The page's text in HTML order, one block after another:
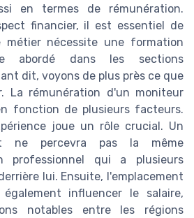
en termes de rémunération.
financier, il est essentiel de
métier nécessite une formation
abordé dans les sections
dit, voyons de plus près ce que
La rémunération d'un moniteur
fonction de plusieurs facteurs.
joue un rôle crucial. Un
ne percevra pas la même
professionnel qui a plusieurs
lui. Ensuite, l'emplacement
influencer le salaire,
notables entre les régions